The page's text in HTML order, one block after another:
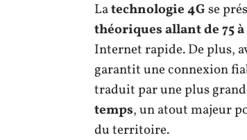
Latechnologie 4Gse
théoriques allant de 75 à
Internet rapide. De plus,
garantit une connexion
traduit par une plus
temps, un atout majeur
du territoire.